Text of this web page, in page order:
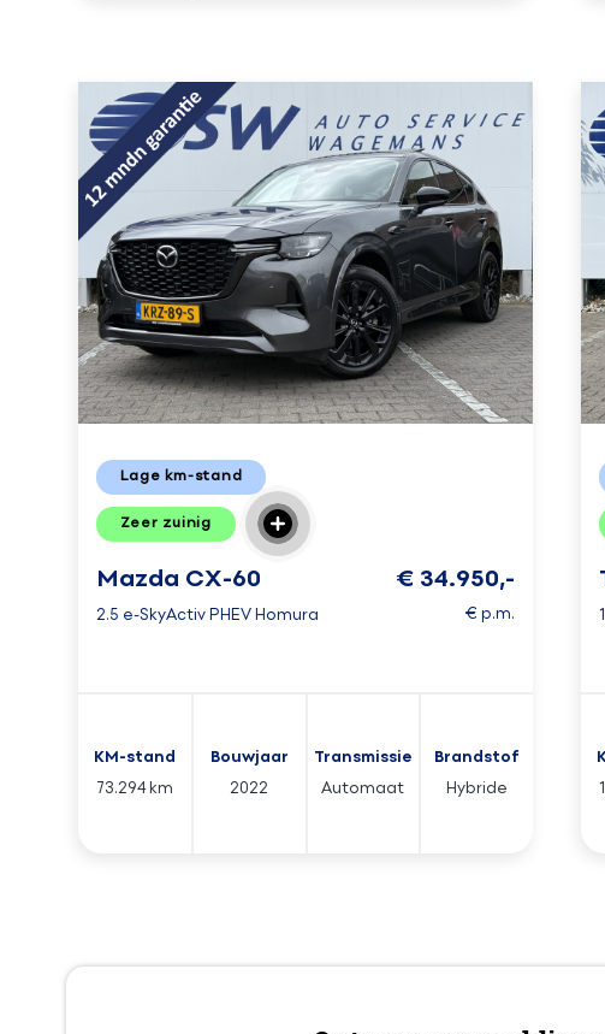
Lage km-stand
Zeer zuinig
Mazda CX-60
2.5 e-SkyActiv PHEV Homura
€ 34.950,-
€ p.m.
KM-stand
73.294 km
Bouwjaar
2022
Transmissie
Automaat
Brandstof
Hybride